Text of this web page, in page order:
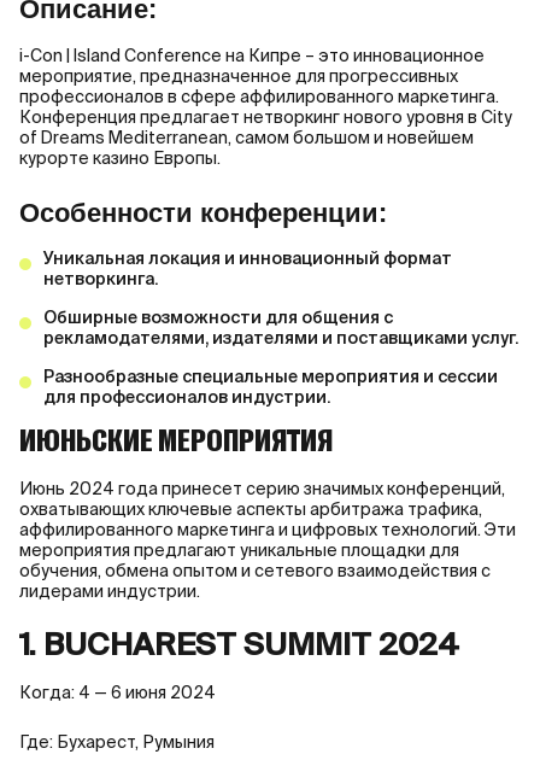
Описание:
i-Con | Island Conference на Кипре – это инновационное
мероприятие, предназначенное для прогрессивных
профессионалов в сфере аффилированного маркетинга.
Конференция предлагает нетворкинг нового уровня в City
of Dreams Mediterranean, самом большом и новейшем
курорте казино Европы.
Особенности конференции:
Уникальная локация и инновационный формат
нетворкинга.
Обширные возможности для общения с
рекламодателями, издателями и поставщиками услуг.
Разнообразные специальные мероприятия и сессии
для профессионалов индустрии.
ИЮНЬСКИЕ МЕРОПРИЯТИЯ
Июнь 2024 года принесет серию значимых конференций,
охватывающих ключевые аспекты арбитража трафика,
аффилированного маркетинга и цифровых технологий. Эти
мероприятия предлагают уникальные площадки для
обучения, обмена опытом и сетевого взаимодействия с
лидерами индустрии.
1. BUCHAREST SUMMIT 2024
Когда: 4 — 6 июня 2024
Где: Бухарест, Румыния